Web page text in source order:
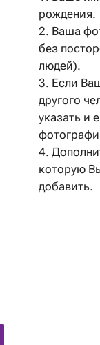
рождения.
2. Ваша
без
людей).
3. Если
другого
указать и
4.
которую
добавить.